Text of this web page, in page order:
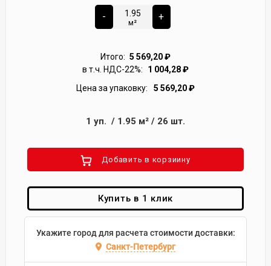
-
м²
+
Итого: 5 569,20₽
в т.ч. НДС-22%:
1 004,28₽
Цена за упаковку:
5 569,20₽
1 уп. / 1.95 м² / 26 шт.
Добавить в корзиину
Купить в 1 клик
Укажите город для расчета стоимости доставки:
Санкт-Петербург